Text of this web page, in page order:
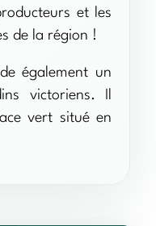
et les
de la région !
également un
victoriens. Il
vert situé en